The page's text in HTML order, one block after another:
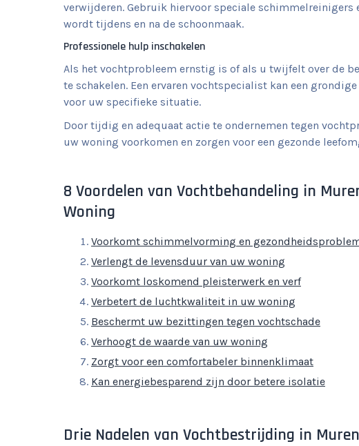
verwijderen. Gebruik hiervoor speciale
wordt tijdens en na de schoonmaak.
Professionele hulp inschakelen
Als het vochtprobleem ernstig is of als u twijfelt over de
te schakelen. Een ervaren vochtspecialist kan een
voor uw specifieke situatie.
Door tijdig en adequaat actie te ondernemen tegen
uw woning voorkomen en zorgen voor een gezonde
8 Voordelen van Vochtbehandeling in
Woning
Voorkomt schimmelvorming en
Verlengt de levensduur van uw woning
Voorkomt loskomend pleisterwerk en verf
Verbetert de luchtkwaliteit in uw woning
Beschermt uw bezittingen tegen vochtschade
Verhoogt de waarde van uw woning
Zorgt voor een comfortabeler binnenklimaat
Kan energiebesparend zijn door betere isolatie
Drie Nadelen van Vochtbestrijding in